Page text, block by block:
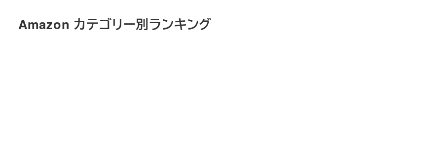
Amazon カテゴリー別ランキング